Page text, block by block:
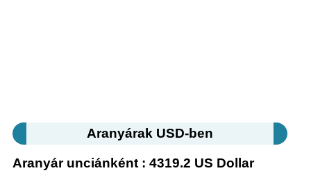
Aranyárak USD-ben
Aranyár unciánként : 4319.2 US Dollar